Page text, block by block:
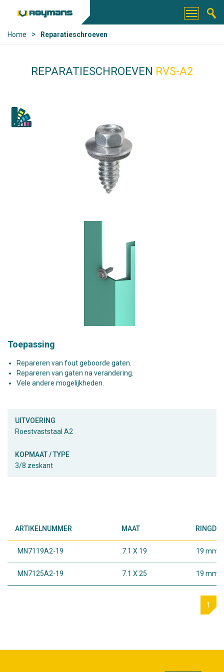
Home > Reparatieschroeven
REPARATIESCHROEVEN RVS-A2
Toepassing
Repareren van fout geboorde gaten.
Repareren van gaten na verandering.
Vele andere mogelijkheden.
UITVOERING
Roestvaststaal A2
KOPMAAT / TYPE
3/8 zeskant
ARTIKELNUMMER MAAT
MN7119A2-19 7.1 X 19 19 mm.
MN7125A2-19 7.1 X 25 19 mm.
1